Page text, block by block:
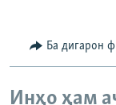
Ба дигарон
Инҳо ҳам